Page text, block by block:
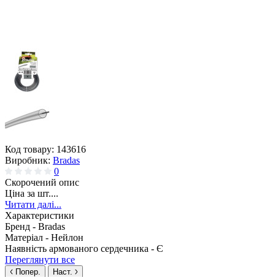
Код товару: 143616
Виробник: Bradas
0
Скорочений опис
Ціна за шт....
Читати далі...
Характеристики
Бренд - Bradas
Матеріал - Нейлон
Наявність армованого сердечника - Є
Переглянути все
Попер. Наст.